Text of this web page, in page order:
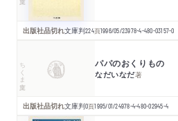
出版社品切れ文庫判224頁1996/05/23978-4-480-03157-0
ちくま文庫 パパのおくりもの
なだいなだ著
出版社品切れ文庫判0頁1995/01/24978-4-480-02945-4